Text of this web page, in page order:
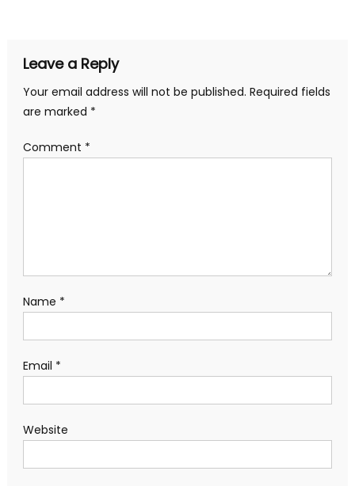
Leave a Reply
Your email address will not be published. Required fields
are marked *
Comment *
Name *
Email *
Website